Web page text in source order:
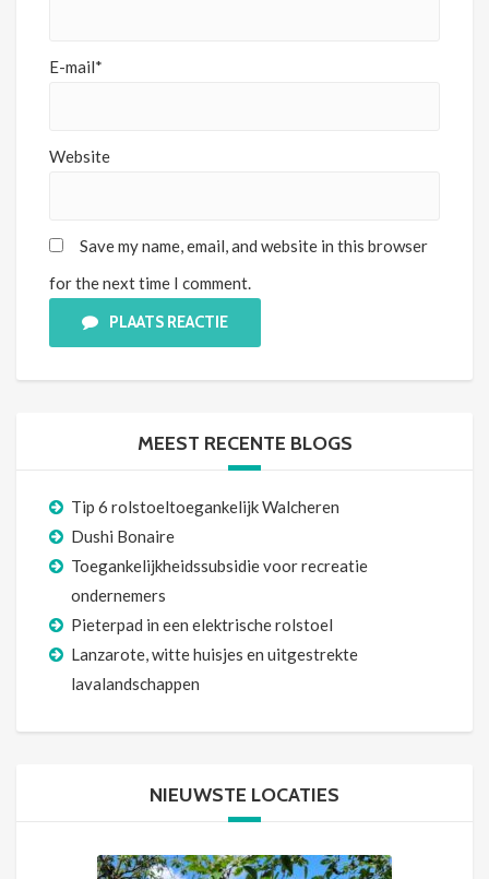
E-mail*
Website
Save my name, email, and website in this browser
for the next time I comment.
PLAATS REACTIE
MEEST RECENTE BLOGS
Tip 6 rolstoeltoegankelijk Walcheren
Dushi Bonaire
Toegankelijkheidssubsidie voor recreatie
ondernemers
Pieterpad in een elektrische rolstoel
Lanzarote, witte huisjes en uitgestrekte
lavalandschappen
NIEUWSTE LOCATIES